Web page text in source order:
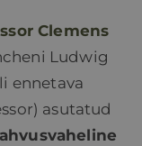
Clemens
Ludwig
ennetava
asutatud